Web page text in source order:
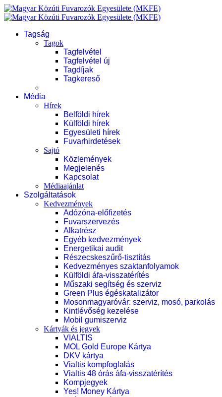
Tagság
Tagok
Tagfelvétel
Tagfelvétel új
Tagdíjak
Tagkereső
Média
Hírek
Belföldi hírek
Külföldi hírek
Egyesületi hírek
Fuvarhirdetések
Sajtó
Közlemények
Megjelenés
Kapcsolat
Médiaajánlat
Szolgáltatások
Kedvezmények
Adózóna-előfizetés
Fuvarszervezés
Alkatrész
Egyéb kedvezmények
Energetikai audit
Részecskeszűrő-tisztítás
Kedvezményes szaktanfolyamok
Külföldi áfa-visszatérítés
Műszaki segítség és szerviz
Green Plus égéskatalizátor
Mosonmagyaróvár: szerviz, mosó, parkolás
Kintlévőség kezelése
Mobil gumiszerviz
Kártyák és jegyek
VIALTIS
MOL Gold Europe Kártya
DKV kártya
Vialtis kompfoglalás
Vialtis 48 órás áfa-visszatérítés
Kompjegyek
Yes! Money Kártya